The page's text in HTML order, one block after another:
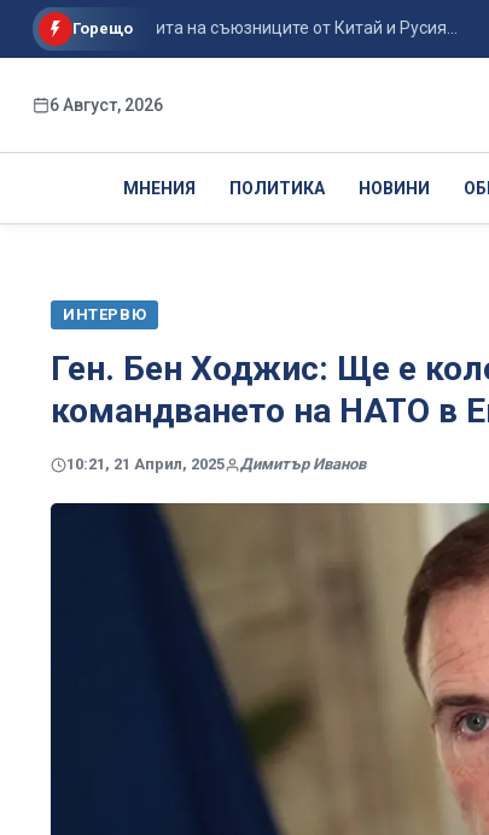
Горещо
за защита на съюзниците от Китай и Русия...
6 Август, 2026
МНЕНИЯ ПОЛИТИКА НОВИНИ
ИНТЕРВЮ
Ген. Бен Ходжис: Ще е
командването на НАТО в
10:21, 21 Април, 2025 Димитър Иванов